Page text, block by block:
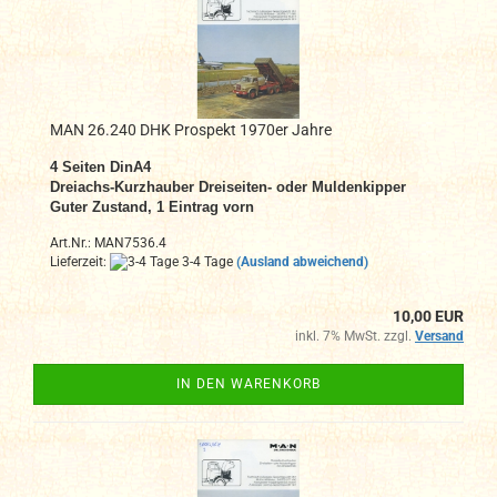
MAN 26.240 DHK Prospekt 1970er Jahre
4 Seiten DinA4
Dreiachs-Kurzhauber Dreiseiten- oder Muldenkipper
Guter Zustand, 1 Eintrag vorn
Art.Nr.: MAN7536.4
Lieferzeit:
3-4 Tage (Ausland abweichend)
10,00 EUR
inkl. 7% MwSt. zzgl. Versand
IN DEN WARENKORB